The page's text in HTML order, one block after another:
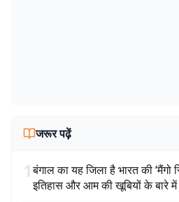
जरूर पढ़ें
1बंगाल का यह जिला है भारत की ‘मैंगो
इतिहास और आम की खूबियों के बारे में